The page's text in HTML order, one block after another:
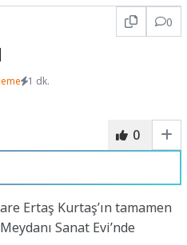
0
1 dk.
0
Ertaş Kurtaş’ın tamamen
Sanat Evi’nde